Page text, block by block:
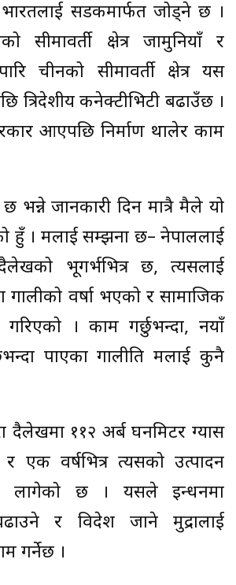
भारतलाई सडकमार्फत जोड्ने छ ।
सीमावर्ती क्षेत्र जामुनियाँ र
चीनको सीमावर्ती क्षेत्र यस
त्रिदेशीय कनेक्टीभिटी बढाउँछ ।
आएपछि निर्माण थालेर काम
छ भन्ने जानकारी दिन मात्रै मैले यो
हुँ । मलाई सम्झना छ– नेपाललाई
भूगर्भभित्र छ, त्यसलाई
गालीको वर्षा भएको र सामाजिक
गरिएको । काम गर्छुभन्दा, नयाँ
पाएका गालीप्रति मलाई कुनै
दैलेखमा ११२ अर्ब घनमिटर ग्यास
एक वर्षभित्र त्यसको उत्पादन
लागेको छ । यसले इन्धनमा
र विदेश जाने मुद्रालाई
गर्नेछ ।